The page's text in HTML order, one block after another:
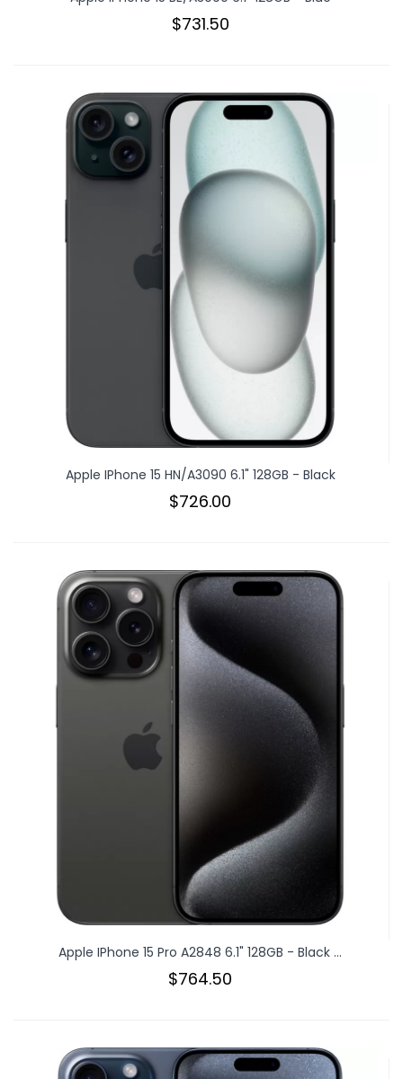
$731.50
Apple IPhone 15 HN/A3090 6.1" 128GB - Black
$726.00
Apple IPhone 15 Pro A2848 6.1" 128GB - Black ...
$764.50